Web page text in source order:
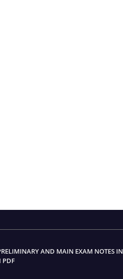
AND MAIN EXAM NOTES IN
PDF